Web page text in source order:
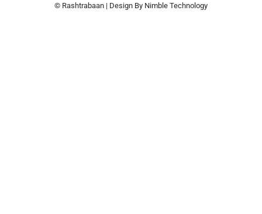
© Rashtrabaan | Design By Nimble Technology